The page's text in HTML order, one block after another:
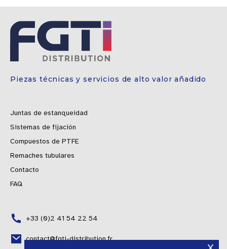
Piezas técnicas y servicios de alto valor añadido
Juntas de estanqueidad
Sistemas de fijación
Compuestos de PTFE
Remaches tubulares
Contacto
FAQ
+33 (0)2 41 54 22 54
contact@fgti-distribution.fr Polish